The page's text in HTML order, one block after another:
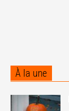
À la une